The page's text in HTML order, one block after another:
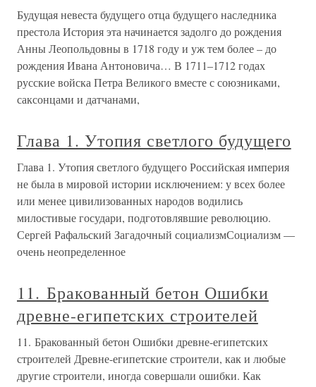
Будущая невеста будущего отца будущего наследника
престола История эта начинается задолго до рождения
Анны Леопольдовны в 1718 году и уж тем более – до
рождения Ивана Антоновича… В 1711–1712 годах
русские войска Петра Великого вместе с союзниками,
саксонцами и датчанами,
Глава 1. Утопия светлого будущего
Глава 1. Утопия светлого будущего Российская империя
не была в мировой истории исключением: у всех более
или менее цивилизованных народов водились
милостивые государи, подготовлявшие революцию.
Сергей Рафальский Загадочный социализмСоциализм —
очень неопределенное
11. Бракованный бетон Ошибки
древне-египетских строителей
11. Бракованный бетон Ошибки древне-египетских
строителей Древне-египетские строители, как и любые
другие строители, иногда совершали ошибки. Как